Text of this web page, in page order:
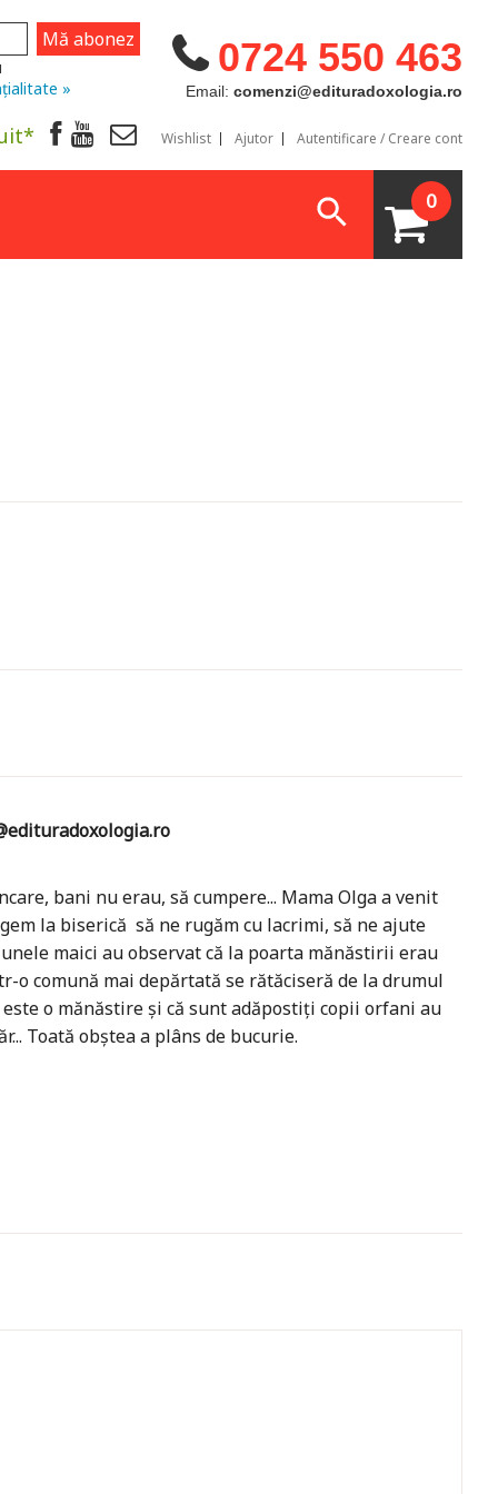
0724 550 463
Email: comenzi@edituradoxologia.ro
»
Wishlist Ajutor Autentificare / Creare cont
0
bani nu erau, să cumpere... Mama Olga a venit
la biserică să ne rugăm cu lacrimi, să ne ajute
maici au observat că la poarta mănăstirii erau
o comună mai depărtată se rătăciseră de la drumul
o mănăstire şi că sunt adăpostiţi copii orfani au
Toată obştea a plâns de bucurie.